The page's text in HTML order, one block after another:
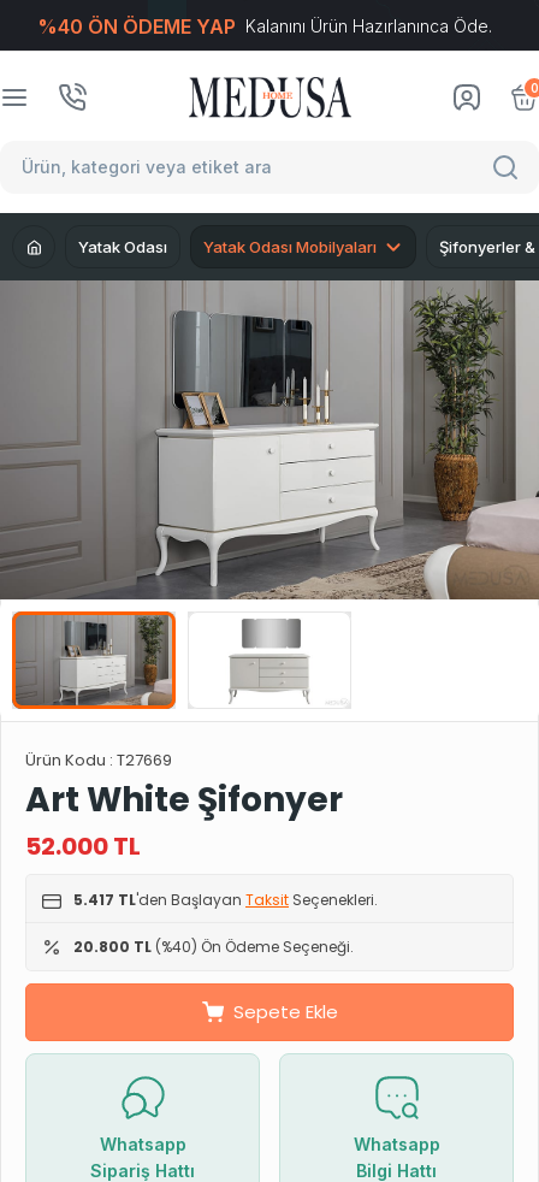
%40 ÖN ÖDEME YAP Kalanını Ürün Hazırlanınca Öde.
0
Yatak Odası Yatak Odası Mobilyaları Şifonyerler &
Ürün Kodu : T27669
Art White Şifonyer
52.000TL
5.417 TL'den Başlayan Taksit Seçenekleri.
20.800 TL (%40) Ön Ödeme Seçeneği.
Sepete Ekle
Whatsapp
Sipariş Hattı
Whatsapp
Bilgi Hattı
T-Soft E-Ticaret Sistemleriyle Hazırlanmıştır.